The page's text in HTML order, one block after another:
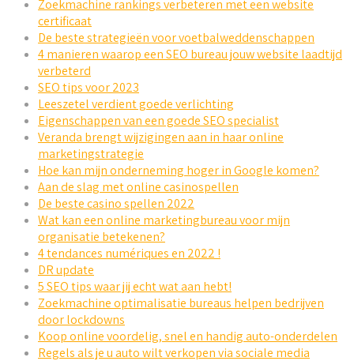
Zoekmachine rankings verbeteren met een website
certificaat
De beste strategieën voor voetbalweddenschappen
4 manieren waarop een SEO bureau jouw website laadtijd
verbeterd
SEO tips voor 2023
Leeszetel verdient goede verlichting
Eigenschappen van een goede SEO specialist
Veranda brengt wijzigingen aan in haar online
marketingstrategie
Hoe kan mijn onderneming hoger in Google komen?
Aan de slag met online casinospellen
De beste casino spellen 2022
Wat kan een online marketingbureau voor mijn
organisatie betekenen?
4 tendances numériques en 2022 !
DR update
5 SEO tips waar jij echt wat aan hebt!
Zoekmachine optimalisatie bureaus helpen bedrijven
door lockdowns
Koop online voordelig, snel en handig auto-onderdelen
Regels als je u auto wilt verkopen via sociale media